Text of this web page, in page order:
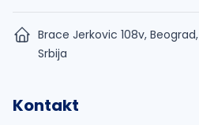
Brace Jerkovic 108v, Beograd,
Srbija
Kontakt